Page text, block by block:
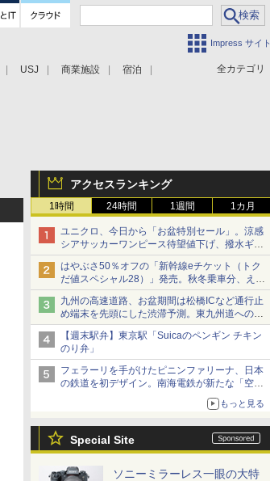
Impress サイト
全カテゴリ
USJ 商業施設 宿泊
アクセスランキング
1時間 24時間 1週間 1カ月
ユニクロ、今日から「お盆特別セール」。涼感
シアサッカーワンピース待望値下げ、撥水ギア
ショーツは1990円に
はやぶさ50％オフの「新幹線eチケット（トク
だ値スペシャル28）」発売。秋冬乗車分、えき
ねっと限定
九州の高速道路、お盆期間は松橋ICなど通行止
め端末を先頭にした渋滞予測。東九州道への迂
回は料金調整を実施
【週末駅弁】東京駅「Suicaのペンギン チキン
のり弁」
フェラーリを手がけたピニンファリーナ、日本
の鉄道を初デザイン。南海電鉄が新たな「空港
もっと見る
Special Site
ソニーミラーレス一眼の大特